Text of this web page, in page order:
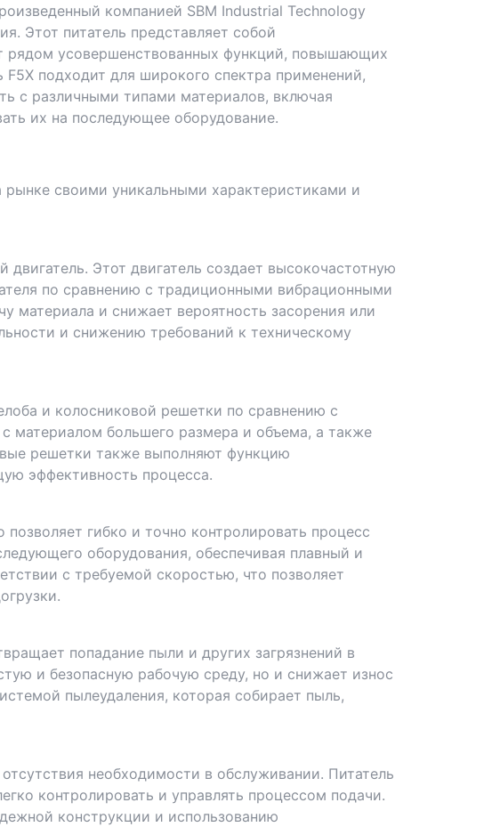
компанией SBM Industrial Technology
Этот питатель представляет собой
рядом усовершенствованных функций, повышающих
F5X подходит для широкого спектра применений,
с различными типами материалов, включая
их на последующее оборудование.
рынке своими уникальными характеристиками и
Этот двигатель создает высокочастотную
по сравнению с традиционными вибрационными
материала и снижает вероятность засорения или
и снижению требований к техническому
и колосниковой решетки по сравнению с
материалом большего размера и объема, а также
решетки также выполняют функцию
эффективность процесса.
гибко и точно контролировать процесс
оборудования, обеспечивая плавный и
с требуемой скоростью, что позволяет
попадание пыли и других загрязнений в
и безопасную рабочую среду, но и снижает износ
пылеудаления, которая собирает пыль,
необходимости в обслуживании. Питатель
контролировать и управлять процессом подачи.
конструкции и использованию